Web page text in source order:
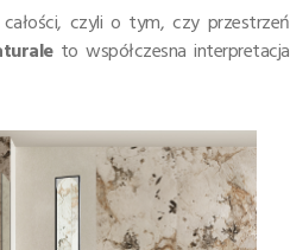
czyli o tym, czy przestrzeń
to współczesna interpretacja